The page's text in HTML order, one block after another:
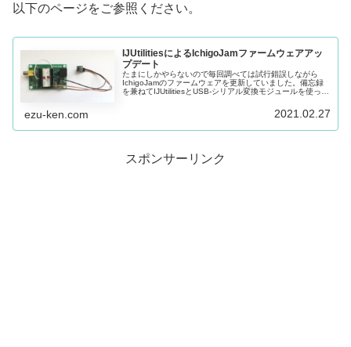
以下のページをご参照ください。
IJUtilitiesによるIchigoJamファームウェアアッ
プデート
たまにしかやらないので毎回調べては試行錯誤しながら
IchigoJamのファームウェアを更新していました。備忘録
を兼ねてIJUtilitiesとUSB-シリアル変換モジュールを使った
ezu-ken.com 2021.02.27
スポンサーリンク